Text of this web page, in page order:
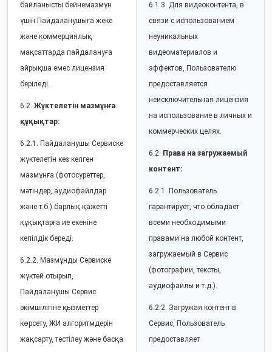
байланысты бейнемазмұн
үшін Пайдаланушыға жеке
және коммерциялық
мақсаттарда пайдалануға
айрықша емес лицензия
беріледі.
6.2. Жүктелетін мазмұнға
құқықтар:
6.2.1. Пайдаланушы Сервиске
жүктелетін кез келген
мазмұнға (фотосуреттер,
мәтіндер, аудиофайлдар
және т.б.) барлық қажетті
құқықтарға ие екеніне
кепілдік береді.
6.2.2. Мазмұнды Сервиске
жүктей отырып,
Пайдаланушы Сервис
әкімшілігіне қызметтер
көрсету, ЖИ алгоритмдерін
жақсарту, тестілеу және басқа
6.1.3. Для видеоконтента, в
связи с использованием
неуникальных
видеоматериалов и
эффектов, Пользователю
предоставляется
неисключительная лицензия
на использование в личных и
коммерческих целях.
6.2. Права на загружаемый
контент:
6.2.1. Пользователь
гарантирует, что обладает
всеми необходимыми
правами на любой контент,
загружаемый в Сервис
(фотографии, тексты,
аудиофайлы и т.д.).
6.2.2. Загружая контент в
Сервис, Пользователь
предоставляет